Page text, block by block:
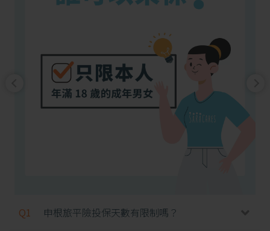
Q1 申根旅平險投保天數有限制嗎？